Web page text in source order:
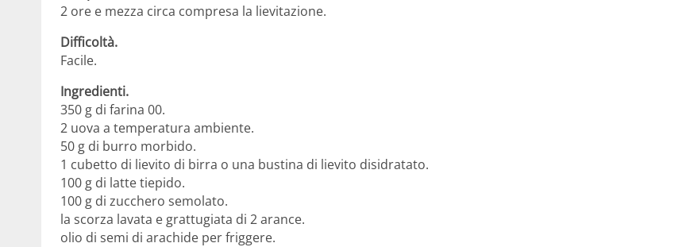
2 ore e mezza circa compresa la lievitazione.
Difficoltà.
Facile.
Ingredienti.
350 g di farina 00.
2 uova a temperatura ambiente.
50 g di burro morbido.
1 cubetto di lievito di birra o una bustina di lievito disidratato.
100 g di latte tiepido.
100 g di zucchero semolato.
la scorza lavata e grattugiata di 2 arance.
olio di semi di arachide per friggere.